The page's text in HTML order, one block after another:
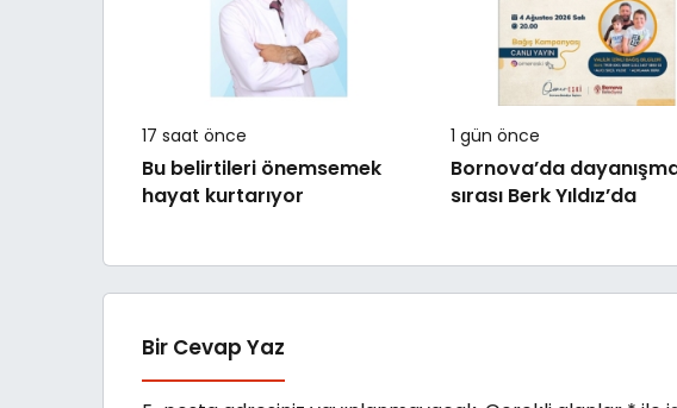
17 saat önce
Bu belirtileri önemsemek
hayat kurtarıyor
1 gün önce
Bornova’da
sırası Berk Yıldız’da
Bir Cevap Yaz